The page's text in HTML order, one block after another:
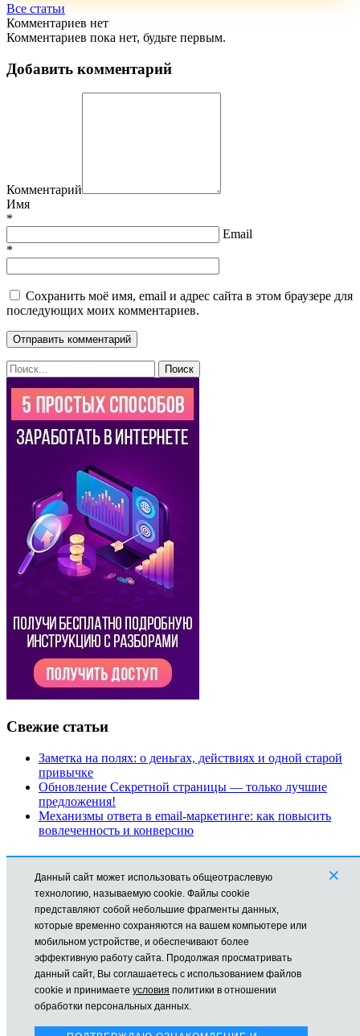
Все статьи
Комментариев нет
Комментариев пока нет, будьте первым.
Добавить комментарий
Комментарий
Имя
*
Email
*
Сохранить моё имя, email и адрес сайта в этом браузере для
последующих моих комментариев.
Свежие статьи
Заметка на полях: о деньгах, действиях и одной старой
привычке
Обновление Секретной страницы — только лучшие
предложения!
Механизмы ответа в email-маркетинге: как повысить
вовлеченность и конверсию
Рубрики
Автоматизация
Заработок в Интернете
Новости
Обучение
Продвижение
Технические моменты
Все права защищены © mikhailmolchanov.ru Молчанов Михаил
Данный сайт может использовать общеотраслевую
технологию, называемую cookie. Файлы cookie
представляют собой небольшие фрагменты данных,
которые временно сохраняются на вашем компьютере или
мобильном устройстве, и обеспечивают более
эффективную работу сайта. Продолжая просматривать
данный сайт, Вы соглашаетесь с использованием файлов
cookie и принимаете условия политики в отношении
обработки персональных данных.
×